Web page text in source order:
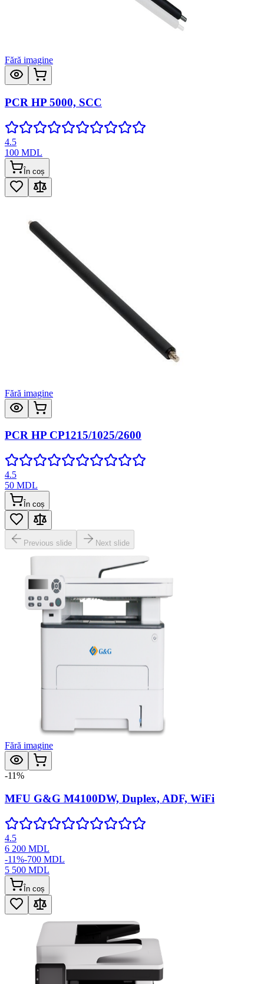
Fără imagine
PCR HP 5000, SCC
4.5
100 MDL
În coș
Fără imagine
PCR HP CP1215/1025/2600
4.5
50 MDL
În coș
Previous slide Next slide
Fără imagine
-11%
MFU G&G M4100DW, Duplex, ADF, WiFi
4.5
6 200 MDL
-11%-700 MDL
5 500 MDL
În coș